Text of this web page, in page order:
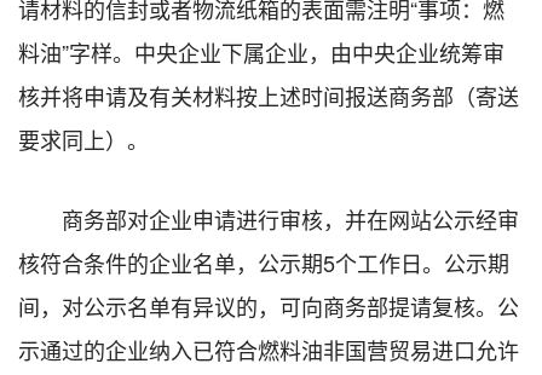
请材料的信封或者物流纸箱的表面需注明“事项：燃
料油”字样。中央企业下属企业，由中央企业统筹审
核并将申请及有关材料按上述时间报送商务部（寄送
要求同上）。
商务部对企业申请进行审核，并在网站公示经审
核符合条件的企业名单，公示期5个工作日。公示期
间，对公示名单有异议的，可向商务部提请复核。公
示通过的企业纳入已符合燃料油非国营贸易进口允许